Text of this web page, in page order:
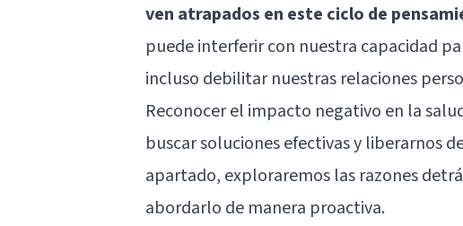
ven atrapados en este ciclo de
puede interferir con nuestra capacidad
incluso debilitar nuestras relaciones
Reconocer el impacto negativo en la
buscar soluciones efectivas y liberarnos
apartado, exploraremos las razones
abordarlo de manera proactiva.